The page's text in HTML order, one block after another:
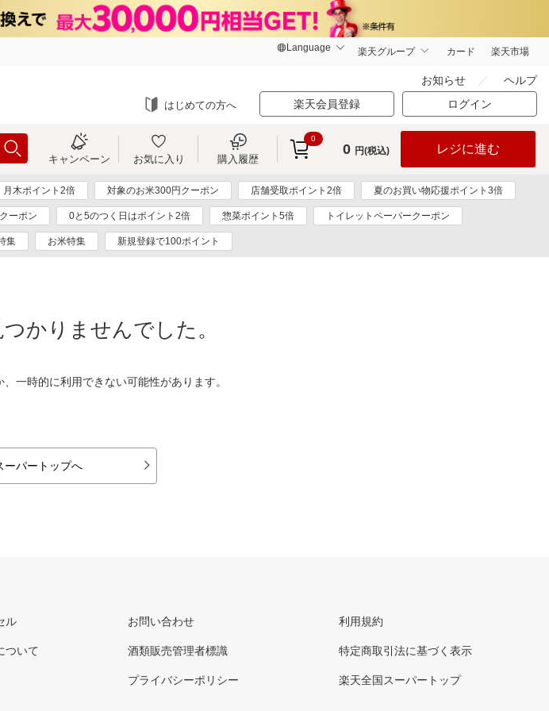
楽天グループ カード 楽天市場
お知らせ ヘルプ
はじめての方へ 楽天会員登録 ログイン
キャンペーン お気に入り 購入履歴
0
0 円(税込) レジに進む
月木ポイント2倍 対象のお米300円クーポン 店舗受取ポイント2倍 夏のお買い物応援ポイント3倍
ーポン 0と5のつく日はポイント2倍 惣菜ポイント5倍 トイレットペーパークーポン
集 お米特集 新規登録で100ポイント
かりませんでした。
一時的に利用できない可能性があります。
ーパートップへ
ル
ついて
お問い合わせ
酒類販売管理者標識
プライバシーポリシー
利用規約
特定商取引法に基づく表示
楽天全国スーパートップ